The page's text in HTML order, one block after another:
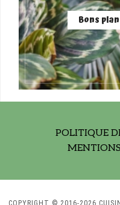
Bons
POLITIQUE
COPYRIGHT © 2016-2026